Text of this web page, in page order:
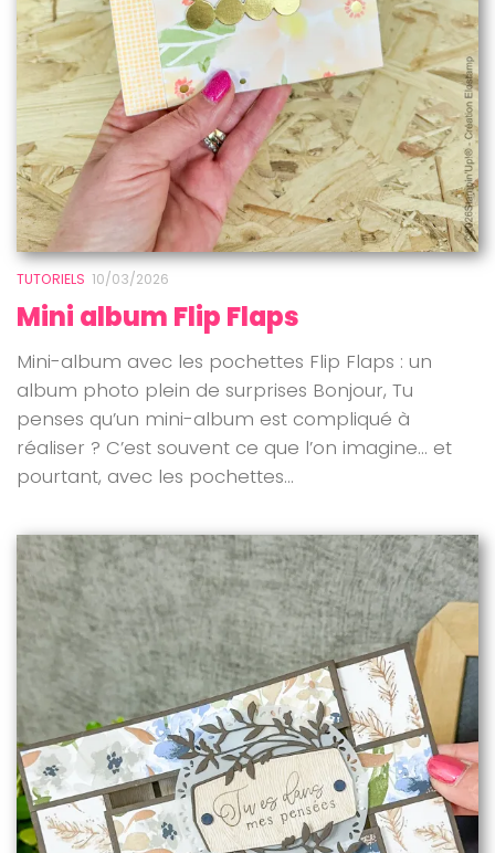
TUTORIELS 10/03/2026
Mini album Flip Flaps
Mini-album avec les pochettes Flip Flaps : un
album photo plein de surprises Bonjour, Tu
penses qu’un mini-album est compliqué à
réaliser ? C’est souvent ce que l’on imagine… et
pourtant, avec les pochettes...